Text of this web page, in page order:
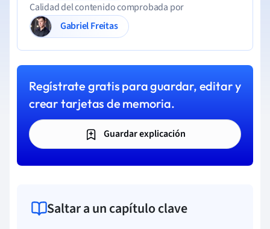
Calidad del contenido comprobada por
Gabriel Freitas
Regístrate gratis para guardar, editar y
crear tarjetas de memoria.
Guardar explicación
Saltar a un capítulo clave